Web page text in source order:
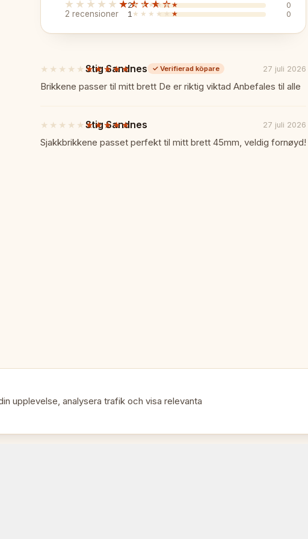
✓ Skyddande förvaringslåda i trä
✓ Kommenderande närvaro på
✓ Kompatibel med Nr.6-bräden
📏Specifikationer:
• Kombinera med ett Nr.6-
• Turneringsledare
• Seriöst hemspel
★★★★★ ★★★★★
2 recensioner
2★★★★★★★★★★
0
1 ★★★★★★★★★★ 0
★★★★★ ★★★★★
5
av
Stig Sandnes ✓ Verifierad köpare 27 juli 2026
Brikkene passer til mitt brett De er riktig viktad Anbefales til alle
★★★★★ ★★★★★
5
av
Stig Sandnes 27 juli 2026
Sjakkbrikkene passet perfekt til mitt brett 45mm, veldig fornøyd!
upplevelse, analysera trafik och visa relevanta